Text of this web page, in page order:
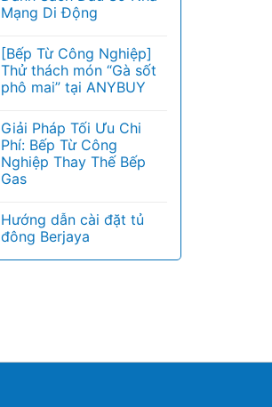
Mạng Di Động
[Bếp Từ Công Nghiệp]
Thử thách món “Gà sốt
phô mai” tại ANYBUY
Giải Pháp Tối Ưu Chi
Phí: Bếp Từ Công
Nghiệp Thay Thế Bếp
Gas
Hướng dẫn cài đặt tủ
đông Berjaya